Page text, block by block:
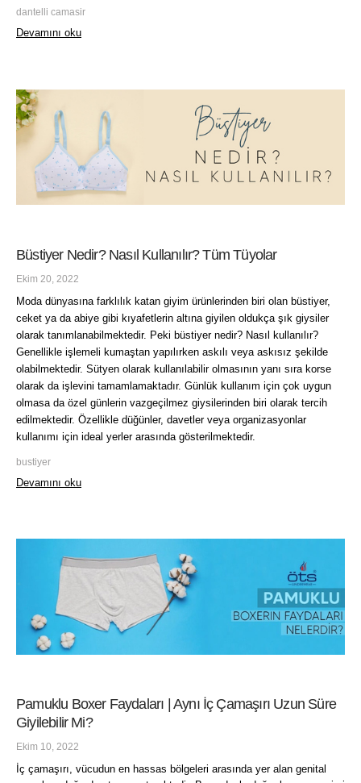
dantelli camasir
Devamını oku
Büstiyer Nedir? Nasıl Kullanılır? Tüm Tüyolar
Ekim 20, 2022
Moda dünyasına farklılık katan giyim ürünlerinden biri olan büstiyer,
ceket ya da abiye gibi kıyafetlerin altına giyilen oldukça şık giysiler
olarak tanımlanabilmektedir. Peki büstiyer nedir? Nasıl kullanılır?
Genellikle işlemeli kumaştan yapılırken askılı veya askısız şekilde
olabilmektedir. Sütyen olarak kullanılabilir olmasının yanı sıra korse
olarak da işlevini tamamlamaktadır. Günlük kullanım için çok uygun
olmasa da özel günlerin vazgeçilmez giysilerinden biri olarak tercih
edilmektedir. Özellikle düğünler, davetler veya organizasyonlar
kullanımı için ideal yerler arasında gösterilmektedir.
bustiyer
Devamını oku
Pamuklu Boxer Faydaları | Aynı İç Çamaşırı Uzun Süre
Giyilebilir Mi?
Ekim 10, 2022
İç çamaşırı, vücudun en hassas bölgeleri arasında yer alan genital